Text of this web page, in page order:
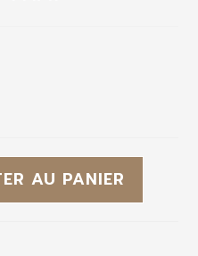
AU PANIER